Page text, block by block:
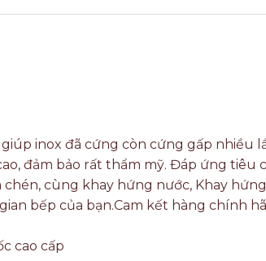
inox đã cứng còn cứng gấp nhiều
đảm bảo rất thẩm mỹ. Đáp ứng
cùng khay hứng nước, Khay
bếp của bạn.Cam kết hàng chính
cao cấp